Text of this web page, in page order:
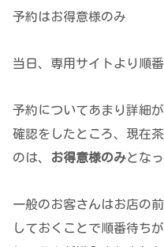
予約はお得意様のみ
当日、専用サイトより順
予約についてあまり詳細
確認をしたところ、現在
のは、
お得意様のみとな
一般のお客さんはお店の
しておくことで順番待ち